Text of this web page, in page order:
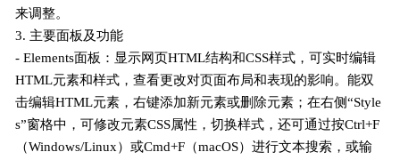
来调整。
3. 主要面板及功能
- Elements面板：显示网页HTML结构和CSS样式，可实时编辑
HTML元素和样式，查看更改对页面布局和表现的影响。能双
击编辑HTML元素，右键添加新元素或删除元素；在右侧“Style
s”窗格中，可修改元素CSS属性，切换样式，还可通过按Ctrl+F
（Windows/Linux）或Cmd+F（macOS）进行文本搜索，或输